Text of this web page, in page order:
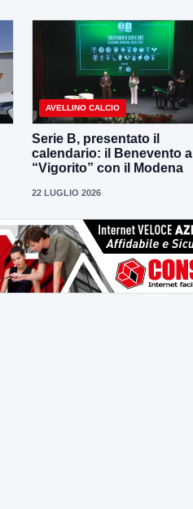
AVELLINO CALCIO
Serie B, presentato il
calendario: il Benevento al
“Vigorito” con il Modena
22 LUGLIO 2026